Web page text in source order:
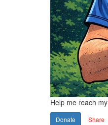
Help me reach my
Donate Share